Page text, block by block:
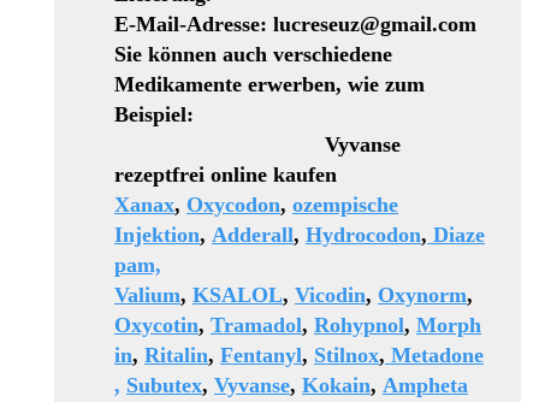
E-Mail-Adresse: lucreseuz@gmail.com
Sie können auch verschiedene
Medikamente erwerben, wie zum
Beispiel:
Vyvanse
rezeptfrei online kaufen
Xanax, Oxycodon, ozempische
Injektion, Adderall, Hydrocodon, Diaze
pam,
Valium, KSALOL, Vicodin, Oxynorm,
Oxycotin, Tramadol, Rohypnol, Morph
in, Ritalin, Fentanyl, Stilnox, Metadone
, Subutex, Vyvanse, Kokain, Ampheta